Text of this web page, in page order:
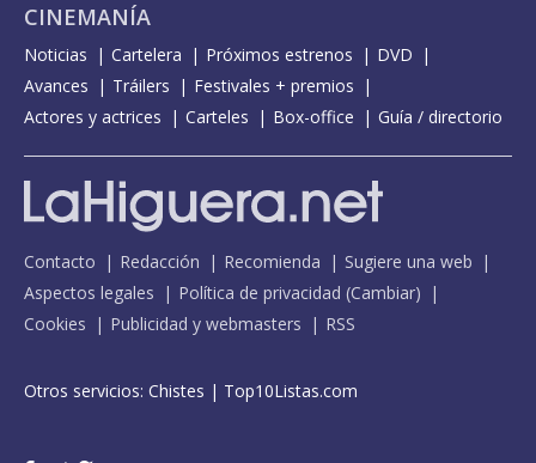
CINEMANÍA
Noticias Cartelera Próximos estrenos
DVD
Avances
Tráilers
Festivales + premios
Actores y actrices
Carteles Box-office Guía / directorio
Contacto Redacción Recomienda
Sugiere una web
Aspectos legales
Política de privacidad (Cambiar)
Cookies
Publicidad y webmasters RSS
Otros servicios: Chistes | Top10Listas.com